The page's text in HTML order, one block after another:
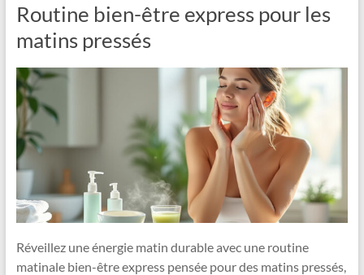
Routine bien-être express pour les
matins pressés
Réveillez une énergie matin durable avec une routine
matinale bien-être express pensée pour des matins pressés,